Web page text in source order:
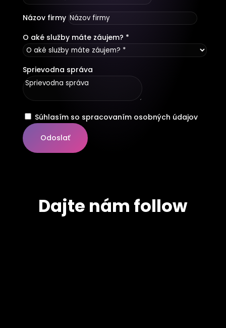
Názov firmy
O aké služby máte záujem? *
Sprievodna správa
Súhlasím so spracovaním osobných údajov
Odoslať
Dajte nám follow